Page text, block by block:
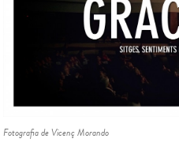
Fotografia de Vicenç Morando